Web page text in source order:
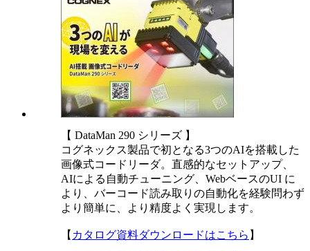
【 DataMan 290 シリーズ 】
コグネックス製品で初となる3つのAIを搭載した
画像式コードリーダ。直感的なセットアップ、
AIによる自動チューニング、WebベースのUI に
より、バーコード読み取りの自動化を経験問わず
より簡単に、より精度よく実現します。
【 カタログ資料ダウンロードはこちら 】